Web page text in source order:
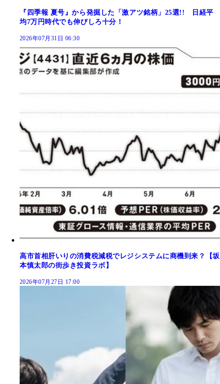
『四季報 夏号』から発掘した「激アツ銘柄」25選!! 日経平
均7万円時代でも伸びしろ十分！
2026年07月31日 06:30
高市首相肝いりの消費税減税でレジシステムに商機到来？【坂
本慎太郎の街歩き投資ラボ】
2026年07月27日 17:00